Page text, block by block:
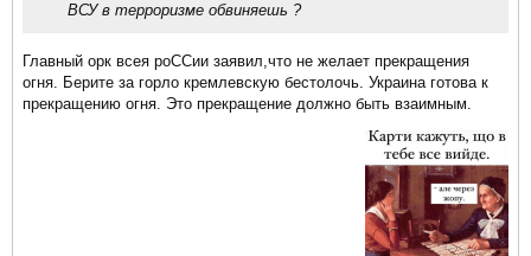
ВСУ в терроризме обвиняешь ?
Главный орк всея роССии заявил,что не желает прекращения
огня. Берите за горло кремлевскую бестолочь. Украина готова к
прекращению огня. Это прекращение должно быть взаимным.